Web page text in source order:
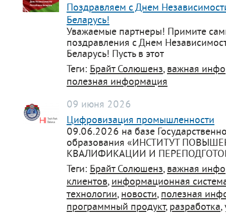
Поздравляем с Днем
Беларусь!
Уважаемые партнеры! Примите
поздравления с Днем
Беларусь! Пусть в этот
Теги: Брайт Солюшенз, важная
полезная информация
09 июня 2026
Цифровизация промышленности
09.06.2026 на базе
образования «ИНСТИТУТ
КВАЛИФИКАЦИИ И
Теги: Брайт Солюшенз, важная
клиентов, информационная
технологии, новости, полезная
программный продукт, разработка,